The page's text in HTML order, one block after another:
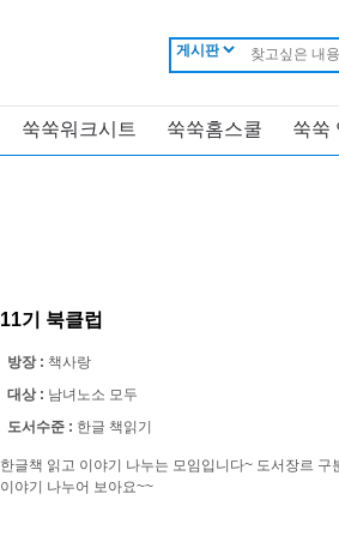
쑥쑥워크시트 쑥쑥홈스쿨 쑥쑥
11기 북클럽
방장 : 책사랑
대상 : 남녀노소 모두
도서수준 : 한글 책읽기
한글책 읽고 이야기 나누는 모임입니다~ 도서장르
이야기 나누어 보아요~~